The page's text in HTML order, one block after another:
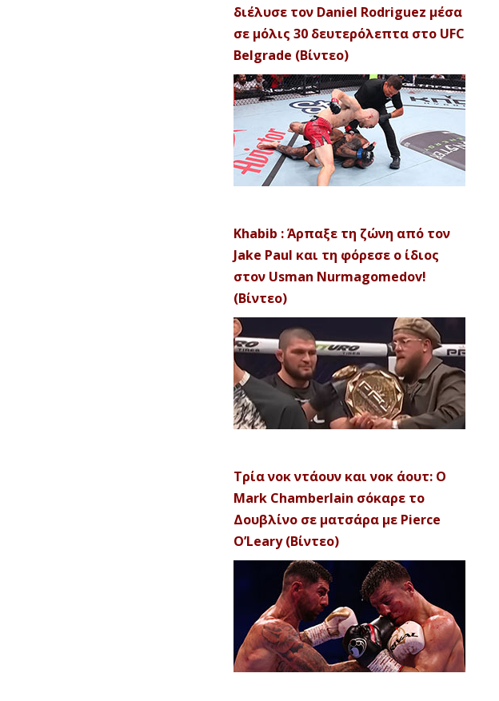
διέλυσε τον Daniel Rodriguez μέσα
σε μόλις 30 δευτερόλεπτα στο UFC
Belgrade (Βίντεο)
Khabib : Άρπαξε τη ζώνη από τον
Jake Paul και τη φόρεσε ο ίδιος
στον Usman Nurmagomedov!
(Βίντεο)
Τρία νοκ ντάουν και νοκ άουτ: Ο
Mark Chamberlain σόκαρε το
Δουβλίνο σε ματσάρα με Pierce
O’Leary (Βίντεο)